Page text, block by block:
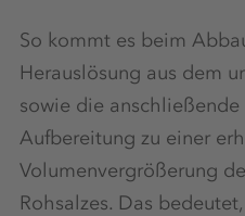
So kommt es beim
Herauslösung aus dem
sowie die
Aufbereitung zu einer
Volumenvergrößerung
Rohsalzes. Das